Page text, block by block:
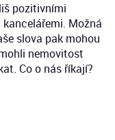
pozitivními
Možná
slova pak mohou
nemovitost
Co o nás říkají?